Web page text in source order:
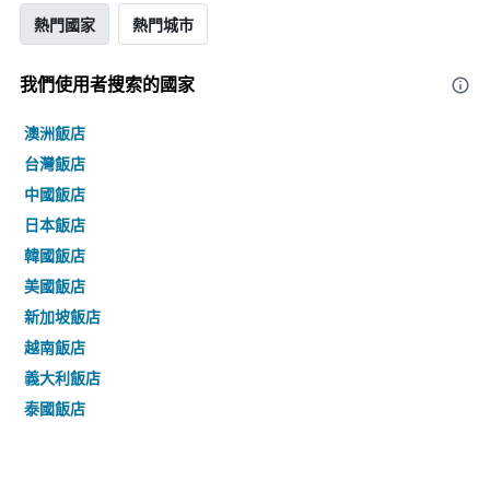
熱門國家 熱門城市
我們使用者搜索的國家
澳洲飯店
台灣飯店
中國飯店
日本飯店
韓國飯店
美國飯店
新加坡飯店
越南飯店
義大利飯店
泰國飯店